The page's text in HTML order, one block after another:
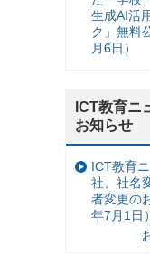
生成AI活
ク」無料
月6日）
ICT教育ニ
お知らせ
ICT教育
社、社名
者変更の
年7月1日）